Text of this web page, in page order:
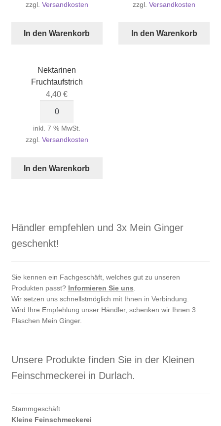
zzgl. Versandkosten
In den Warenkorb
Menge
zzgl.Versandkosten
In den Warenkorb
Nektarinen
Fruchtaufstrich
4,40€
Menge
inkl. 7 % MwSt.
zzgl. Versandkosten
In den Warenkorb
Händler empfehlen und 3x Mein Ginger
geschenkt!
Sie kennen ein Fachgeschäft, welches gut zu unseren
Produkten passt? Informieren Sie uns
Wir setzen uns schnellstmöglich mit Ihnen in Verbindung.
Wird Ihre Empfehlung unser Händler, schenken wir Ihnen 3
Flaschen Mein Ginger.
Unsere Produkte finden Sie in der Kleinen
Feinschmeckerei in Durlach.
Stammgeschäft
Kleine Feinschmeckerei